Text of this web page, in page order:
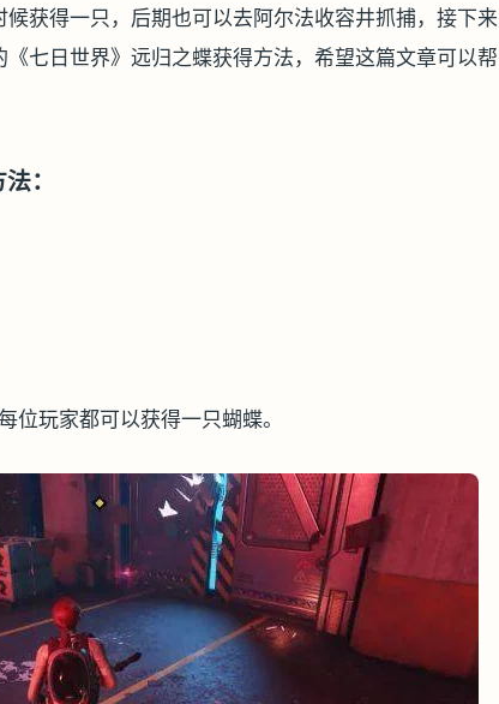
候获得一只，后期也可以去阿尔法收容井抓捕，接下来
七日世界》远归之蝶获得方法，希望这篇文章可以帮
：
位玩家都可以获得一只蝴蝶。